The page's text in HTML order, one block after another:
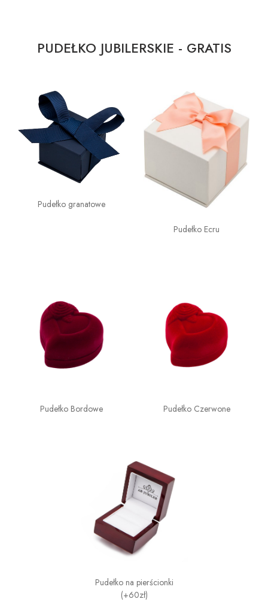
PUDEŁKO JUBILERSKIE - GRATIS
Pudełko granatowe
Pudełko Ecru
Pudełko Bordowe Pudełko Czerwone
Pudełko na pierścionki
(+60zł)